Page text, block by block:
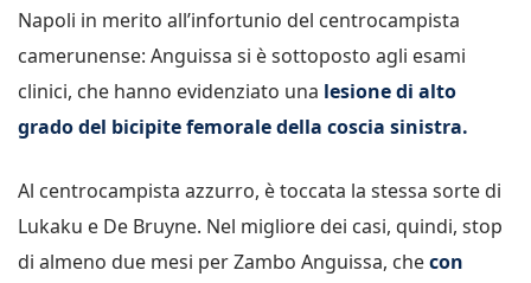
Napoli in merito all’infortunio del centrocampista
camerunense: Anguissa si è sottoposto agli esami
clinici, che hanno evidenziato una lesione di alto
grado del bicipite femorale della coscia sinistra.
Al centrocampista azzurro, è toccata la stessa sorte di
Lukaku e De Bruyne. Nel migliore dei casi, quindi, stop
di almeno due mesi per Zambo Anguissa, checon